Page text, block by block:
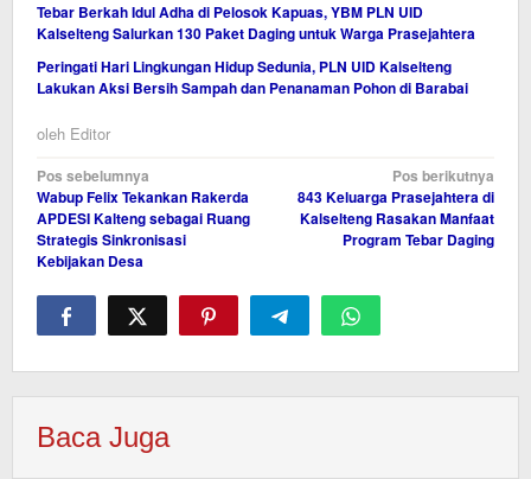
Tebar Berkah Idul Adha di Pelosok Kapuas, YBM PLN UID
Kalselteng Salurkan 130 Paket Daging untuk Warga Prasejahtera
Peringati Hari Lingkungan Hidup Sedunia, PLN UID Kalselteng
Lakukan Aksi Bersih Sampah dan Penanaman Pohon di Barabai
oleh Editor
Navigasi
pos
Pos sebelumnya
Wabup Felix Tekankan Rakerda
APDESI Kalteng sebagai Ruang
Strategis Sinkronisasi
Kebijakan Desa
Pos berikutnya
843 Keluarga Prasejahtera di
Kalselteng Rasakan Manfaat
Program Tebar Daging
Baca Juga